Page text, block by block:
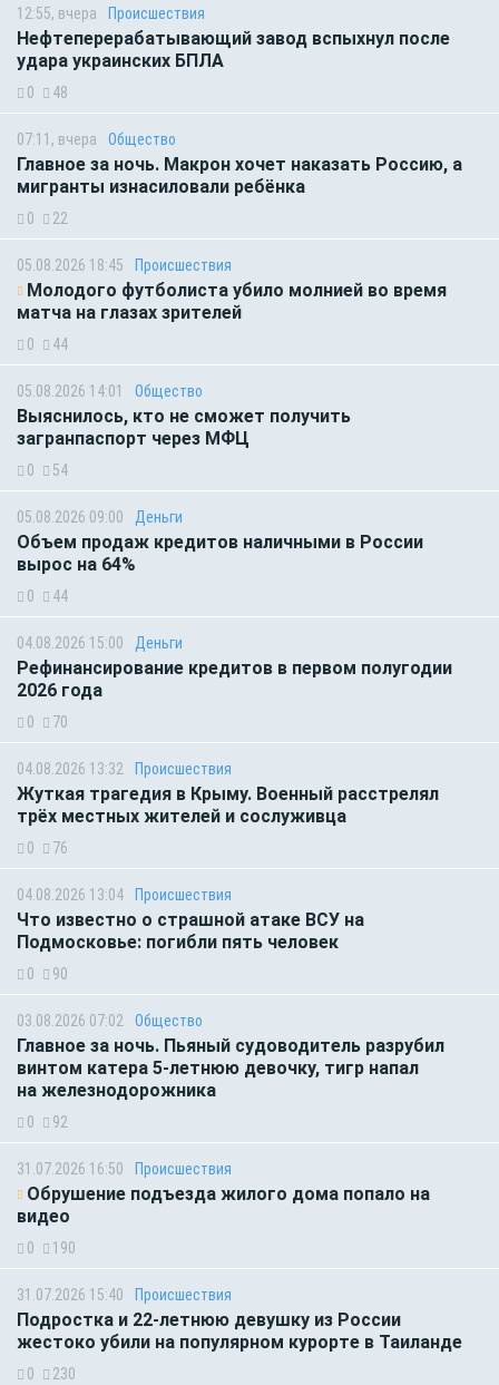
12:55, вчера Происшествия
Нефтеперерабатывающий завод вспыхнул после
удара украинских БПЛА
0 48
07:11, вчера Общество
Главное за ночь. Макрон хочет наказать Россию, а
мигранты изнасиловали ребёнка
0 22
05.08.2026 18:45 Происшествия
Молодого футболиста убило молнией во время
матча на глазах зрителей
0 44
05.08.2026 14:01 Общество
Выяснилось, кто не сможет получить
загранпаспорт через МФЦ
0 54
05.08.2026 09:00 Деньги
Объем продаж кредитов наличными в России
вырос на 64%
0 44
04.08.2026 15:00 Деньги
Рефинансирование кредитов в первом полугодии
2026 года
0 70
04.08.2026 13:32 Происшествия
Жуткая трагедия в Крыму. Военный расстрелял
трёх местных жителей и сослуживца
0 76
04.08.2026 13:04 Происшествия
Что известно о страшной атаке ВСУ на
Подмосковье: погибли пять человек
0 90
03.08.2026 07:02 Общество
Главное за ночь. Пьяный судоводитель разрубил
винтом катера 5-летнюю девочку, тигр напал
на железнодорожника
0 92
31.07.2026 16:50 Происшествия
Обрушение подъезда жилого дома попало на
видео
0 190
31.07.2026 15:40 Происшествия
Подростка и 22-летнюю девушку из России
жестоко убили на популярном курорте в Таиланде
0 230